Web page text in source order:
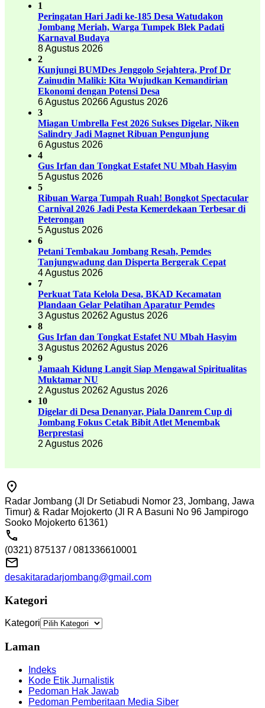
1
Peringatan Hari Jadi ke-185 Desa Watudakon
Jombang Meriah, Warga Tumpek Blek Padati
Karnaval Budaya
8 Agustus 2026
2
Kunjungi BUMDes Jenggolo Sejahtera, Prof Dr
Zainudin Maliki: Kita Wujudkan Kemandirian
Ekonomi dengan Potensi Desa
6 Agustus 20266 Agustus 2026
3
Miagan Umbrella Fest 2026 Sukses Digelar, Niken
Salindry Jadi Magnet Ribuan Pengunjung
6 Agustus 2026
4
Gus Irfan dan Tongkat Estafet NU Mbah Hasyim
5 Agustus 2026
5
Ribuan Warga Tumpah Ruah! Bongkot Spectacular
Carnival 2026 Jadi Pesta Kemerdekaan Terbesar di
Peterongan
5 Agustus 2026
6
Petani Tembakau Jombang Resah, Pemdes
Tanjungwadung dan Disperta Bergerak Cepat
4 Agustus 2026
7
Perkuat Tata Kelola Desa, BKAD Kecamatan
Plandaan Gelar Pelatihan Aparatur Pemdes
3 Agustus 20262 Agustus 2026
8
Gus Irfan dan Tongkat Estafet NU Mbah Hasyim
3 Agustus 20262 Agustus 2026
9
Jamaah Kidung Langit Siap Mengawal Spiritualitas
Muktamar NU
2 Agustus 20262 Agustus 2026
10
Digelar di Desa Denanyar, Piala Danrem Cup di
Jombang Fokus Cetak Bibit Atlet Menembak
Berprestasi
2 Agustus 2026
Radar Jombang (Jl Dr Setiabudi Nomor 23, Jombang, Jawa
Timur) & Radar Mojokerto (Jl R A Basuni No 96 Jampirogo
Sooko Mojokerto 61361)
(0321) 875137 / 081336610001
desakitaradarjombang@gmail.com
Kategori
Kategori
Laman
Indeks
Kode Etik Jurnalistik
Pedoman Hak Jawab
Pedoman Pemberitaan Media Siber